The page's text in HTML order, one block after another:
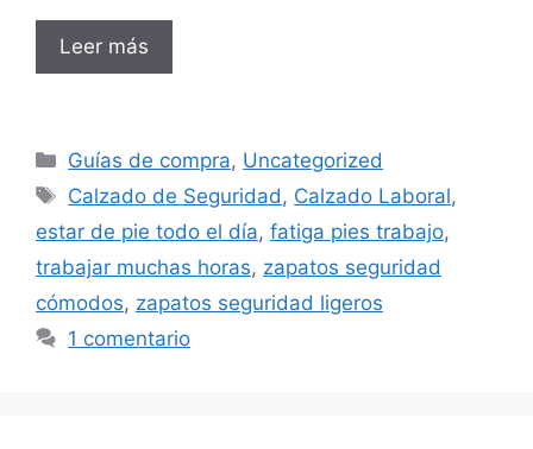
Leer más
Categorías
Guías de compra, Uncategorized
Etiquetas
Calzado de Seguridad , Calzado Laboral,
estar de pie todo el día, fatiga pies trabajo,
trabajar muchas horas, zapatos seguridad
cómodos, zapatos seguridad ligeros
1 comentario